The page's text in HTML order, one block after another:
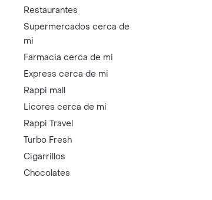
Restaurantes
Supermercados cerca de
mi
Farmacia cerca de mi
Express cerca de mi
Rappi mall
Licores cerca de mi
Rappi Travel
Turbo Fresh
Cigarrillos
Chocolates